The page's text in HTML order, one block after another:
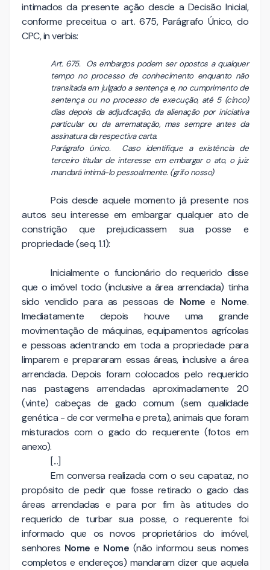
intimados da presente ação desde a Decisão Inicial,
conforme preceitua o art. 675, Parágrafo Único, do
CPC, in verbis:
Art. 675. Os embargos podem ser opostos a qualquer
tempo no processo de conhecimento enquanto não
transitada em julgado a sentença e, no cumprimento de
sentença ou no processo de execução, até 5 (cinco)
dias depois da adjudicação, da alienação por iniciativa
particular ou da arrematação, mas sempre antes da
assinatura da respectiva carta.
Parágrafo único. Caso identifique a existência de
terceiro titular de interesse em embargar o ato, o juiz
mandará intimá-lo pessoalmente. (grifo nosso)
Pois desde aquele momento já presente nos
autos seu interesse em embargar qualquer ato de
constrição que prejudicassem sua posse e
propriedade (seq. 1.1):
Inicialmente o funcionário do requerido disse
que o imóvel todo (inclusive a área arrendada) tinha
sido vendido para as pessoas de Nome e Nome.
Imediatamente depois houve uma grande
movimentação de máquinas, equipamentos agrícolas
e pessoas adentrando em toda a propriedade para
limparem e prepararam essas áreas, inclusive a área
arrendada. Depois foram colocados pelo requerido
nas pastagens arrendadas aproximadamente 20
(vinte) cabeças de gado comum (sem qualidade
genética - de cor vermelha e preta), animais que foram
misturados com o gado do requerente (fotos em
anexo).
[...]
Em conversa realizada com o seu capataz, no
propósito de pedir que fosse retirado o gado das
áreas arrendadas e para por fim às atitudes do
requerido de turbar sua posse, o requerente foi
informado que os novos proprietários do imóvel,
senhores Nome e Nome (não informou seus nomes
completos e endereços) mandaram dizer que aquela